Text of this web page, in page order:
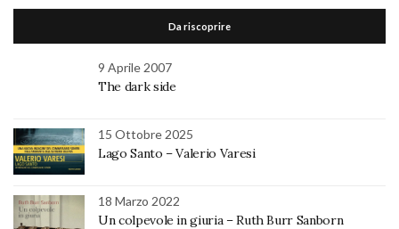
Da riscoprire
9 Aprile 2007
The dark side
15 Ottobre 2025
Lago Santo – Valerio Varesi
18 Marzo 2022
Un colpevole in giuria – Ruth Burr Sanborn